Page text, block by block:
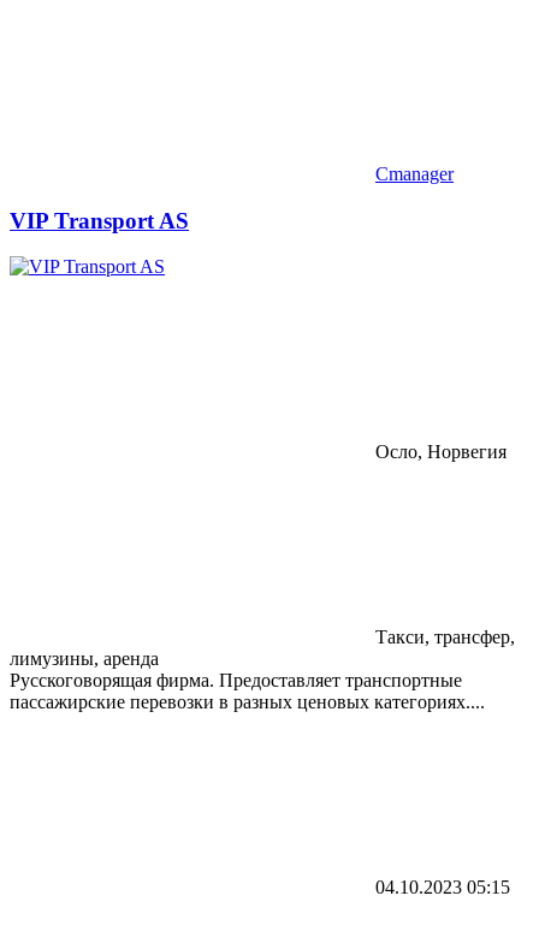
Cmanager
VIP Transport AS
Осло, Норвегия
Такси, трансфер,
лимузины, аренда
Русскоговорящая фирма. Предоставляет транспортные
пассажирские перевозки в разных ценовых категориях....
04.10.2023 05:15